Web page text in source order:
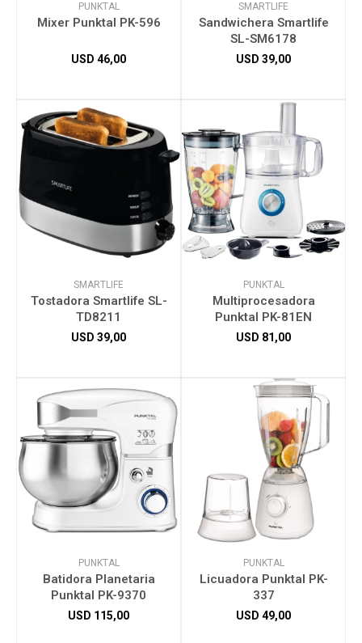
PUNKTAL
Mixer Punktal PK-596
USD 46,00
SMARTLIFE
Sandwichera Smartlife
SL-SM6178
USD 39,00
SMARTLIFE
Tostadora Smartlife SL-
TD8211
USD 39,00
PUNKTAL
Multiprocesadora
Punktal PK-81EN
USD 81,00
PUNKTAL
Batidora Planetaria
Punktal PK-9370
USD 115,00
PUNKTAL
Licuadora Punktal PK-
337
USD 49,00